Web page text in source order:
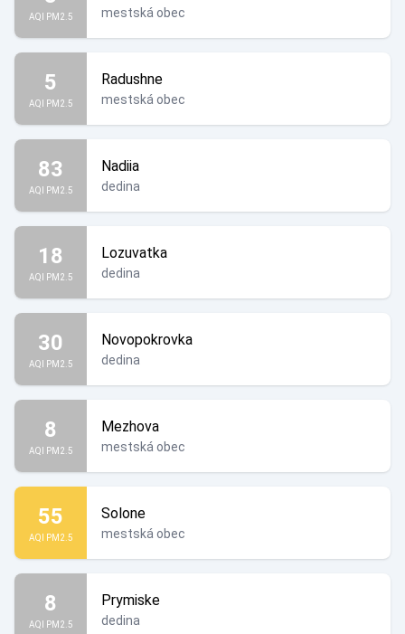
AQI PM2.5 mestská obec
5
AQI PM2.5
Radushne
mestská obec
83
AQI PM2.5
Nadiia
dedina
18
AQI PM2.5
Lozuvatka
dedina
30
AQI PM2.5
Novopokrovka
dedina
8
AQI PM2.5
Mezhova
mestská obec
55
AQI PM2.5
Solone
mestská obec
8
AQI PM2.5
Prymiske
dedina